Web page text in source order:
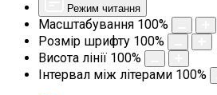
Режим читання
Масштабування 100%
Розмір шрифту 100%
Висота лінії 100%
Інтервал між літерами 100%